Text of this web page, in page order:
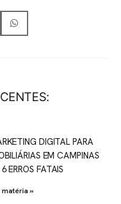
DIGITAL PARA
EM CAMPINAS
ERROS FATAIS
matéria »